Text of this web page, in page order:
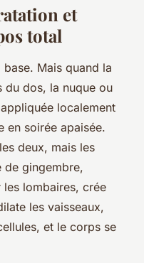
et
total
base. Mais quand la
du dos, la nuque ou
localement
en soirée apaisée.
deux, mais les
de gingembre,
lombaires, crée
les vaisseaux,
et le corps se